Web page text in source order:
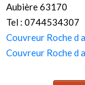
Aubière 63170
Tel : 0744534307
Couvreur Roche d
Couvreur Roche d